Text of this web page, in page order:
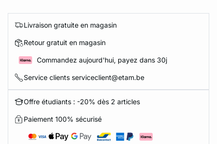
Livraison gratuite en magasin
Retour gratuit en magasin
Commandez aujourd'hui, payez dans 30j
Service clients serviceclient@etam.be
Offre étudiants : -20% dès 2 articles
Paiement 100% sécurisé